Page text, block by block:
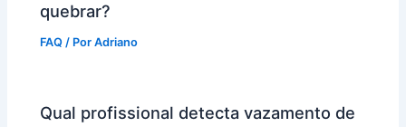
quebrar?
FAQ / PorAdriano
Qual profissional detecta vazamento de